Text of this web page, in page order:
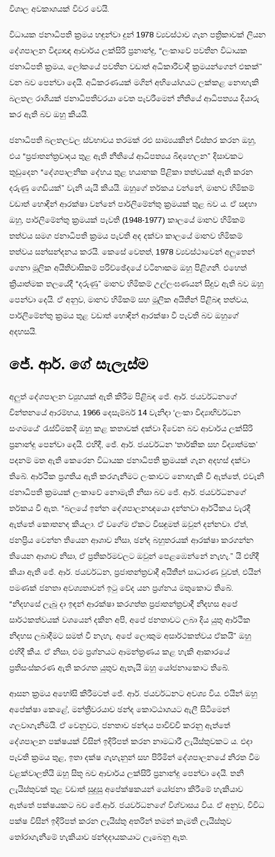
විශාල අවකාශයක් විවර වෙයි.
විධායක ජනාධිපති ක්‍රමය හඳුන්වා දුන් 1978 ව්‍යවස්ථාව ගැන පත්‍රිකාවක් ලියන
දේශපාලන විද්‍යාඥ ආචාර්ය ලක්සිරි ප්‍රනාන්දු, “ලංකාවේ පවතින විධායක
ජනාධිපති ක්‍රමය, ලෝකයේ පවතින වඩාත් අධිකාරීවාදී ක්‍රමයන්ගෙන් එකක්”
වන බව පෙන්වා දෙයි. අධිකරණයක් මගින් අභියෝගයට ලක්කළ නොහැකි
බලතල රාශියක් ජනාධිපතිවරයා වෙත පැවරීමෙන් නීතියේ ආධිපත්‍යය දියාරු
කර ඇති බව ඔහු කියයි.
ජනාධිපති බලතලවල ස්වභාවය තරමක් රළු සාම්‍යයකින් විස්තර කරන ඔහු,
එය “ප්‍රජාතන්ත්‍රවාදය තුළ ඇති නීතියේ ආධිපත්‍යය බිඳහෙලන” දිසාවකට
තුඩුදෙන “දේශපාලනික දේහය තුළ භයානක පිළිකා තත්වයක් ඇති කරන
දරුණු ගෙඩියක්” වැනි යැයි කියයි. ඔහුගේ තර්කය වන්නේ, මානව හිමිකම්
වඩාත් හොඳින් ආරක්ෂා වන්නේ පාර්ලිමේන්තු ක්‍රමයක් තුළ බව ය. ඒ සඳහා
ඔහු, පාර්ලිමේන්තු ක්‍රමයක් පැවති (1948-1977) කාලයේ මානව හිමිකම්
තත්වය සමග ජනාධිපති ක්‍රමය පැවති අද දක්වා කාලයේ මානව හිමිකම්
තත්වය සන්සන්දනය කරයි. කෙසේ වෙතත්, 1978 ව්‍යවස්ථාවෙන් අලුතෙන්
ගෙනා මූලික අයිතිවාසිකම් පරිච්ඡේදයේ වටිනාකම ඔහු පිළිගනී. එහෙත්
ක්‍රියාත්මක තලයේදී “දරුණු” මානව හිමිකම් උල්ලංඝණයන් සිදුව ඇති බව ඔහු
පෙන්වා දෙයි. ඒ අනුව, මානව හිමිකම් සහ මූලික අයිතීන් පිළිබඳ තත්වය,
පාර්ලිමේන්තු ක්‍රමය තුළ වඩාත් හොඳින් ආරක්ෂා වී පැවති බව ඔහුගේ
අදහසයි.
ජේ. ආර්. ගේ සැලැස්ම
අලුත් දේශපාලන ව්‍යුහයක් ඇති කිරීම පිළිබඳ ජේ. ආර්. ජයවර්ධනගේ
චින්තනයේ ආරම්භය, 1966 දෙසැම්බර් 14 වැනිදා ‘ලංකා විද්‍යාභිවර්ධන
සංගමයේ’ රැස්වීමකදී ඔහු කළ කතාවක් දක්වා දිවෙන බව ආචාර්ය ලක්සිරි
ප්‍රනාන්දු පෙන්වා දෙයි. එහිදී, ජේ. ආර්. ජයවර්ධන ‘තාර්කික සහ විද්‍යාත්මක’
පදනම් මත ඇති කෙරෙන විධායක ජනාධිපති ක්‍රමයක් ගැන අදහස් දක්වා
තිබේ. ආර්ථික ප්‍රගතිය ඇති කරගැනීමට ලංකාවට නොහැකි වී ඇත්තේ, එවැනි
ජනාධිපති ක්‍රමයක් ලංකාවේ නොමැති නිසා බව ජේ. ආර්. ජයවර්ධනගේ
තර්කය වී ඇත. “බලයේ ඉන්න දේශපාලනඥයො දන්නවා ආර්ථිකය වැරදී
ඇත්තේ කොතනද කියලා. ඒ වගේම ඒකට විසඳුමත් ඔවුන් දන්නවා. ඒත්,
ජනප්‍රිය වෙන්න තියෙන ආශාව නිසා, ඡන්ද බහුතරයක් ආරක්ෂා කරගන්න
තියෙන ආශාව නිසා, ඒ ප්‍රතිකර්මවලට ඔවුන් පෙළඹෙන්නේ නැහැ.” යි එහිදී
කියා ඇති ජේ. ආර්. ජයවර්ධන, ප්‍රජාතන්ත්‍රවාදී අයිතීන් සාධාරණ වූවත්, එයින්
පමණක් ජනතා අවශ්‍යතාවන් ඉටු වේද යන ප්‍රශ්නය මතුකොට තිබේ.
“නිදහසේ ලැබූ දා ඉඳන් ආරක්ෂා කරගත්ත ප්‍රජාතන්ත්‍රවාදී නිදහස අපේ
සාර්ථකත්වයක් වශයෙන් දකින අපි, අපේ ජනතාවට ලබා දිය යුතු ආර්ථික
නිදහස ලබාදීමට සමත් වී නැහැ. අපේ ලොකුම අසාර්ථකත්වය ඒකයි” ඔහු
එහිදී කීය. ඒ නිසා, එම ප්‍රශ්නයට ආමන්ත්‍රණය කළ හැකි ආකාරයේ
ප්‍රතිසංස්කරණ ඇති කරගත යුතුව ඇතැයි ඔහු යෝජනාකොට තිබේ.
ආසන ක්‍රමය අහෝසි කිරීමටත් ජේ. ආර්. ජයවර්ධනට අවශ්‍ය විය. එයින් ඔහු
අපේක්ෂා කෙළේ, මන්ත්‍රීවරයාව ඡන්ද කොට්ඨාශයට ඇලී සිටීමෙන්
ගලවාගැනීමයි. ඒ වෙනුවට, ජනතාව ඡන්දය පාවිච්චි කරනු ඇත්තේ
දේශපාලන පක්ෂයක් විසින් ඉදිරිපත් කරන නාමධාරී ලැයිස්තුවකට ය. එදා
පැවති ක්‍රමය තුළ, ඉතා දක්ෂ ගැහැනුන් සහ පිරිමින් දේශපාලනයේ නිරත වීම
වළක්වාලතියි ඔහු සිතූ බව ආචාර්ය ලක්සිරි ප්‍රනාන්දු පෙන්වා දෙයි. තනි
ලැයිස්තුවක් තුළ වඩාත් සුදුසු අපේක්ෂකයන් යෝජනා කිරීමේ හැකියාව
ඇත්තේ පක්ෂයකට බව ජේ.ආර්. ජයවර්ධනගේ විශ්වාසය විය. ඒ අනුව, විවිධ
පක්ෂ විසින් ඉදිරිපත් කරන ලැයිස්තු අතරින් තමන් කැමති ලැයිස්තුව
තෝරාගැනීමේ හැකියාව ඡන්දදායකයාට ලැබෙනු ඇත.